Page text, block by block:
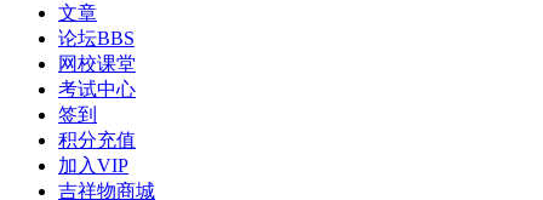
文章
论坛BBS
网校课堂
考试中心
签到
积分充值
加入VIP
吉祥物商城